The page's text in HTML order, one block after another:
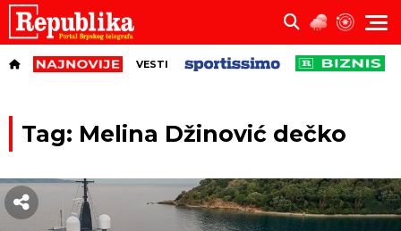
VESTI
Tag: Melina Džinović dečko